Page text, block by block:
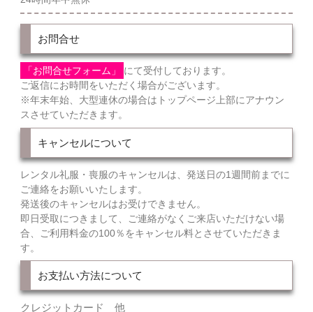
お問合せ
「お問合せフォーム」
にて受付しております。
ご返信にお時間をいただく場合がございます。
※年末年始、大型連休の場合はトップページ上部にアナウン
スさせていただきます。
キャンセルについて
レンタル礼服・喪服のキャンセルは、発送日の1週間前までに
ご連絡をお願いいたします。
発送後のキャンセルはお受けできません。
即日受取につきまして、ご連絡がなくご来店いただけない場
合、ご利用料金の100％をキャンセル料とさせていただきま
す。
お支払い方法について
クレジットカード 他